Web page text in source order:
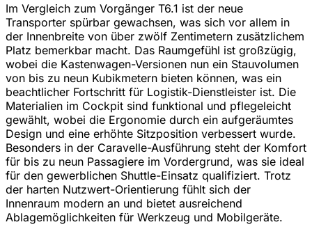
Im Vergleich zum Vorgänger T6.1 ist der neue
Transporter spürbar gewachsen, was sich vor allem in
der Innenbreite von über zwölf Zentimetern zusätzlichem
Platz bemerkbar macht. Das Raumgefühl ist großzügig,
wobei die Kastenwagen-Versionen nun ein Stauvolumen
von bis zu neun Kubikmetern bieten können, was ein
beachtlicher Fortschritt für Logistik-Dienstleister ist. Die
Materialien im Cockpit sind funktional und pflegeleicht
gewählt, wobei die Ergonomie durch ein aufgeräumtes
Design und eine erhöhte Sitzposition verbessert wurde.
Besonders in der Caravelle-Ausführung steht der Komfort
für bis zu neun Passagiere im Vordergrund, was sie ideal
für den gewerblichen Shuttle-Einsatz qualifiziert. Trotz
der harten Nutzwert-Orientierung fühlt sich der
Innenraum modern an und bietet ausreichend
Ablagemöglichkeiten für Werkzeug und Mobilgeräte.